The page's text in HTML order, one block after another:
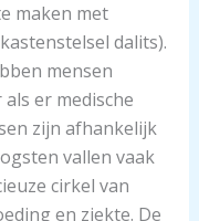
maken met
dalits).
mensen
er medische
zijn afhankelijk
vallen vaak
cirkel van
en ziekte. De